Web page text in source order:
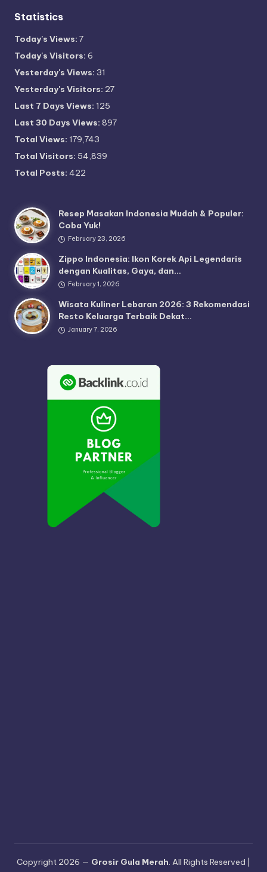
Statistics
Today's Views: 7
Today's Visitors: 6
Yesterday's Views: 31
Yesterday's Visitors: 27
Last 7 Days Views: 125
Last 30 Days Views: 897
Total Views: 179,743
Total Visitors: 54,839
Total Posts: 422
Resep Masakan Indonesia Mudah & Populer:
Coba Yuk!
February 23, 2026
Zippo Indonesia: Ikon Korek Api Legendaris
dengan Kualitas, Gaya, dan…
February 1, 2026
Wisata Kuliner Lebaran 2026: 3 Rekomendasi
Resto Keluarga Terbaik Dekat…
January 7, 2026
Copyright 2026 — Grosir Gula Merah. All Rights Reserved |